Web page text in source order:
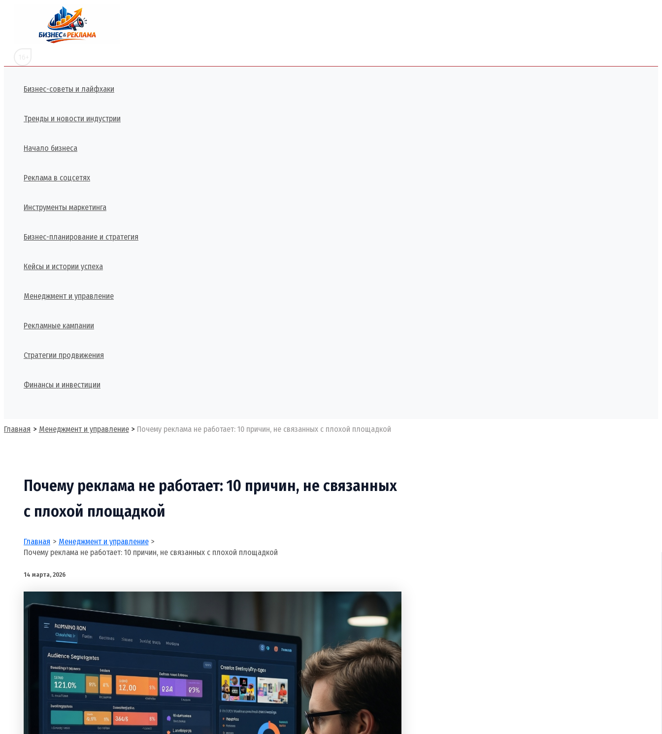
содержимому
Бизнес-советы и лайфхаки
Тренды и новости индустрии
Начало бизнеса
Реклама в соцсетях
Инструменты маркетинга
Бизнес-планирование и стратегия
Кейсы и истории успеха
Менеджмент и управление
Рекламные кампании
Стратегии продвижения
Финансы и инвестиции
Главная Менеджмент и управление Почему реклама не работает: 10 причин, не связанных с плохой площадкой
Почему реклама не работает: 10 причин, не связанных
с плохой площадкой
Главная
Менеджмент и управление
Почему реклама не работает: 10 причин, не связанных с плохой площадкой
14 марта, 2026